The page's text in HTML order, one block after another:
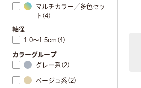
マルチカラー／多色セッ
ト（4）
軸径
1.0～1.5cm（4）
カラーグループ
グレー系（2）
ベージュ系（2）